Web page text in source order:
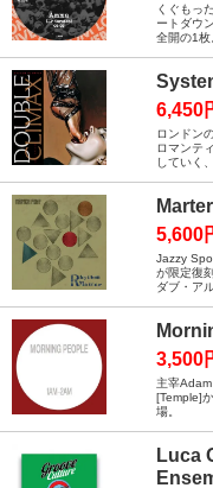
くぐもっ
ートダウ
全開の1枚
6,450
ロンドン
ロマンテ
していく
5,600
Jazzy
が限定復
ダブ・ア
3,500
主宰
[Temple]
場。
Luca